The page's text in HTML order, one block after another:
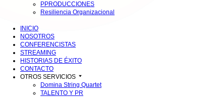
PPRODUCCIONES
Resiliencia Organizacional
INICIO
NOSOTROS
CONFERENCISTAS
STREAMING
HISTORIAS DE ÉXITO
CONTACTO
OTROS SERVICIOS
Domina String Quartet
TALENTO Y PR